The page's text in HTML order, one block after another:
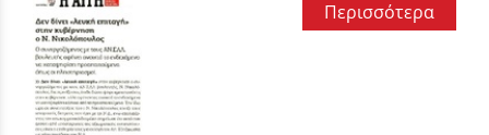
Περισσότερα